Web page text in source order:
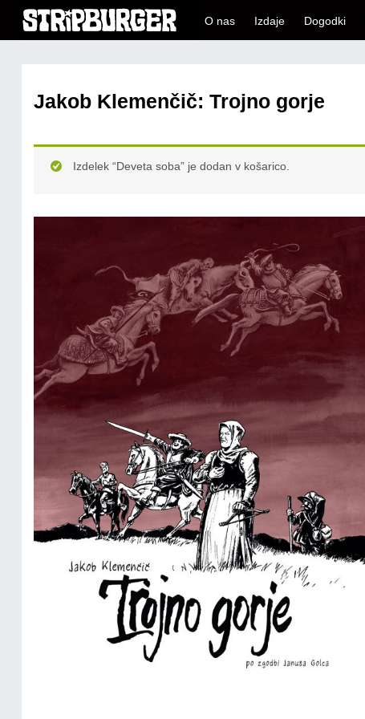
O nas Izdaje Dogodki
Jakob Klemenčič: Trojno gorje
Izdelek “Deveta soba” je dodan v košarico.